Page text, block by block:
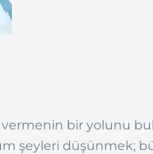
bir yolunu
şeyleri düşünmek;